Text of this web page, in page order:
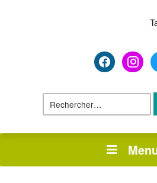
facebook2
Rechercher :